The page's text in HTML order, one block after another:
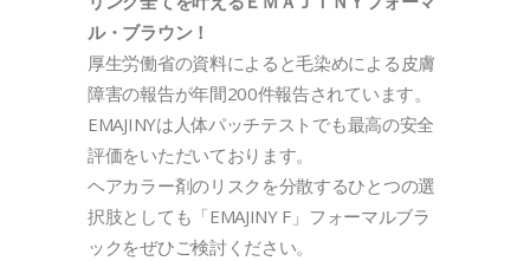
ル・ブラウン！
厚生労働省の資料によると毛染めによる皮膚
障害の報告が年間200件報告されています。
EMAJINYは人体パッチテストでも最高の安全
評価をいただいております。
ヘアカラー剤のリスクを分散するひとつの選
択肢としても「EMAJINY F」フォーマルブラ
ックをぜひご検討ください。